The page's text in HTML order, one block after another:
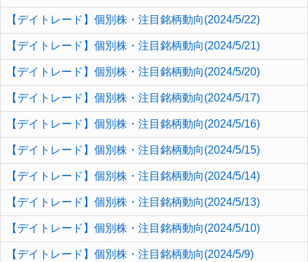
【デイトレード】個別株・注目銘柄動向(2024/5/22)
【デイトレード】個別株・注目銘柄動向(2024/5/21)
【デイトレード】個別株・注目銘柄動向(2024/5/20)
【デイトレード】個別株・注目銘柄動向(2024/5/17)
【デイトレード】個別株・注目銘柄動向(2024/5/16)
【デイトレード】個別株・注目銘柄動向(2024/5/15)
【デイトレード】個別株・注目銘柄動向(2024/5/14)
【デイトレード】個別株・注目銘柄動向(2024/5/13)
【デイトレード】個別株・注目銘柄動向(2024/5/10)
【デイトレード】個別株・注目銘柄動向(2024/5/9)